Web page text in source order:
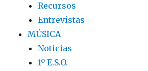
Recursos
Entrevistas
MÚSICA
Noticias
1º E.S.O.